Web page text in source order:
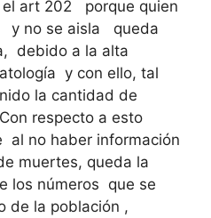
art 202 porque quien
y no se aisla queda
debido a la alta
y con ello, tal
la cantidad de
respecto a esto
al no haber información
muertes, queda la
los números que se
de la población ,